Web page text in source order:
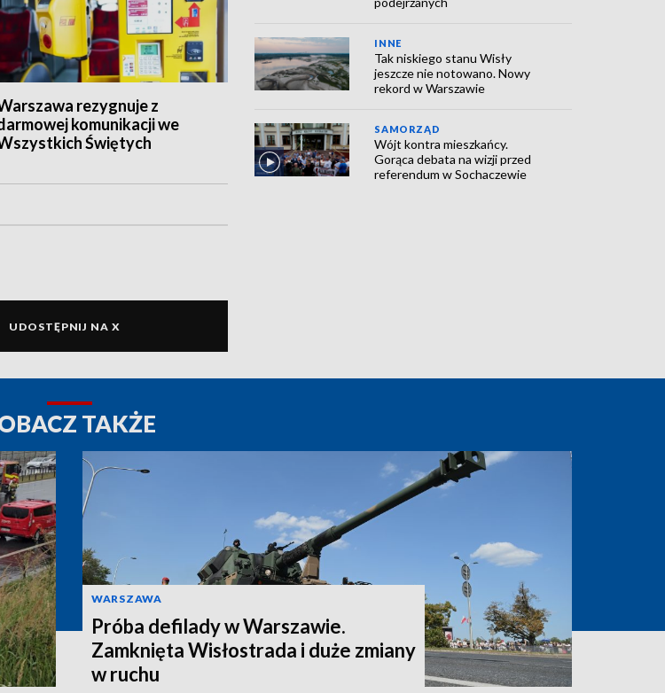
rezygnuje z
komunikacji we
Świętych
UDOSTĘPNIJ NA X
INNE
Tak niskiego stanu Wisły
jeszcze nie notowano. Nowy
rekord w Warszawie
SAMORZĄD
Wójt kontra mieszkańcy.
Gorąca debata na wizji przed
referendum w Sochaczewie
TAKŻE
WARSZAWA
Próba defilady w Warszawie.
Zamknięta Wisłostrada i duże zmiany
w ruchu